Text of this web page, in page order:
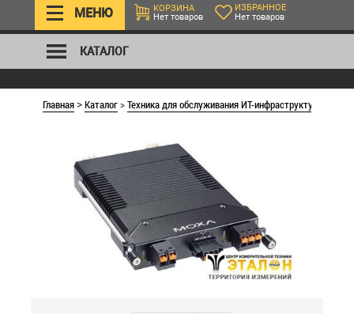
МЕНЮ
КОРЗИНА
Нет товаров
ИЗБРАННОЕ
Нет товаров
КАТАЛОГ
Главная >Каталог>Техника для обслуживания ИТ-инфраструктуры